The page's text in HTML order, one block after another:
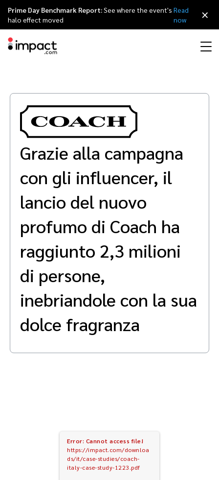
Gestisci ogni partnership a 360 gradi
Discover & Recruit
Track
Protect & Monitor Optimize
Creator
Scopri, gestisci e misura le partnership con i creator
Advocate
referral
Influencer Marketing
Referral marketing
Partnership mobile
Business Development
Analisi e attribuzione
SaaS marketing
Servizi
Affiliati
Influencer e creator
App
Content publisher
Premium publisher
Agenzie partner
Partner tecnologici
Partner tecnologici directory
Programma di referral
Storie di successo
Partnerships Experience (iPX) evento
Partnerships Experience Academy
Carriere
Rassegna stampa
Sostenibilità
日本語
Deutsch
English
Prime Day Benchmark Report:See where the event's
halo effect moved
Read
now
×
Grazie alla campagna
con gli influencer, il
lancio del nuovo
profumo di Coach ha
raggiunto 2,3 milioni
di persone,
inebriandole con la sua
dolce fragranza
Error: Cannot access file!
https://impact.com/downloa
ds/it/case-studies/coach-
italy-case-study-1223.pdf